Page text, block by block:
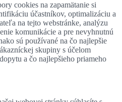
cookies na zapamätanie si
účastníkov, optimalizáciu a
na tejto webstránke, analýzu
komunikácie a pre nevyhnutnú
sú používané na čo najlepšie
skupiny s účelom
a čo najlepšieho priameho